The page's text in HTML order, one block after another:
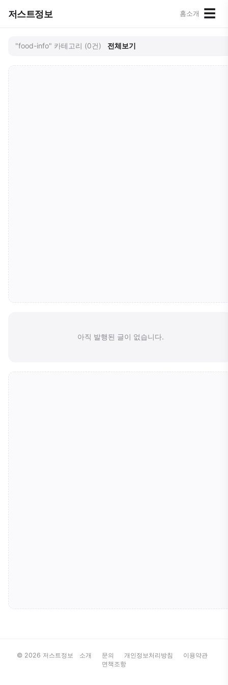
저스트정보 홈소개 ☰
"food-info" 카테고리 (0건) 전체보기
아직 발행된 글이 없습니다.
© 2026 저스트정보 소개 문의 개인정보처리방침
이용약관
면책조항